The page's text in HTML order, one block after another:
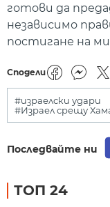
готови да
независимо
постигане на
Сподели
#израелски удари
#Израел срещу
Последвайте ни
ТОП 24